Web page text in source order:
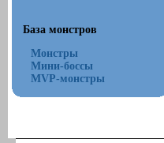
База монстров
Монстры
Мини-боссы
MVP-монстры